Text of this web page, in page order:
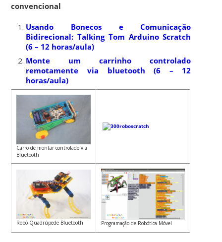
convencional
Usando Bonecos e Comunicação
Bidirecional: Talking Tom Arduino Scratch
(6 – 12 horas/aula)
Monte um carrinho controlado
remotamente via bluetooth (6 – 12
horas/aula)
Carro de montar controlado via
Bluetooth
Robô Quadrúpede Bluetooth Programação de Robótica Móvel